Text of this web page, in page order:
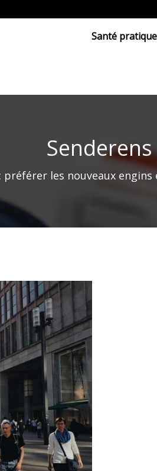
Santé pratique
Senderens
préférer les nouveaux